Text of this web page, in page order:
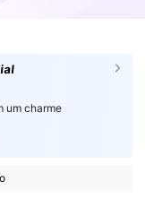
um charme